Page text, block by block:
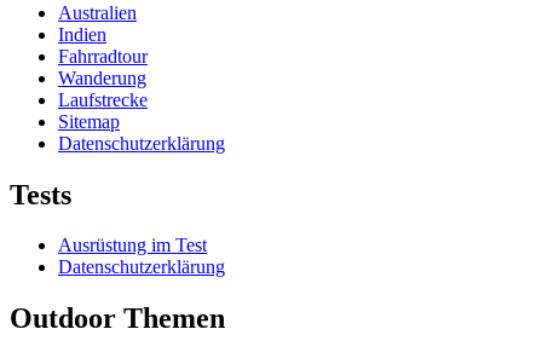
Australien
Indien
Fahrradtour
Wanderung
Laufstrecke
Sitemap
Datenschutzerklärung
Tests
Ausrüstung im Test
Datenschutzerklärung
Outdoor Themen